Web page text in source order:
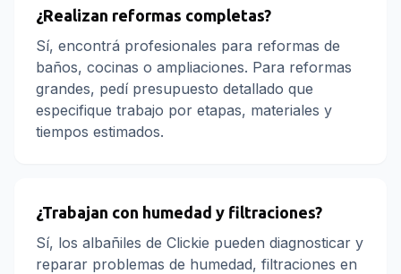
¿Realizan reformas completas?
Sí, encontrá profesionales para reformas de
baños, cocinas o ampliaciones. Para reformas
grandes, pedí presupuesto detallado que
especifique trabajo por etapas, materiales y
tiempos estimados.
¿Trabajan con humedad y filtraciones?
Sí, los albañiles de Clickie pueden diagnosticar y
reparar problemas de humedad, filtraciones en